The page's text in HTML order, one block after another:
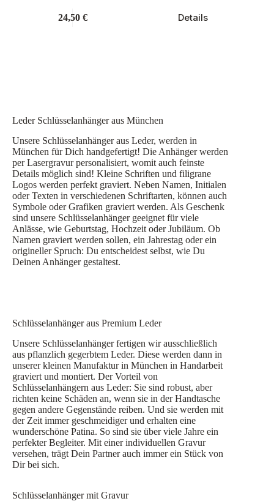
24,50 € Details
Leder Schlüsselanhänger aus München
Unsere Schlüsselanhänger aus Leder, werden in
München für Dich handgefertigt! Die Anhänger werden
per Lasergravur personalisiert, womit auch feinste
Details möglich sind! Kleine Schriften und filigrane
Logos werden perfekt graviert. Neben Namen, Initialen
oder Texten in verschiedenen Schriftarten, können auch
Symbole oder Grafiken graviert werden. Als Geschenk
sind unsere Schlüsselanhänger geeignet für viele
Anlässe, wie Geburtstag, Hochzeit oder Jubiläum. Ob
Namen graviert werden sollen, ein Jahrestag oder ein
origineller Spruch: Du entscheidest selbst, wie Du
Deinen Anhänger gestaltest.
Schlüsselanhänger aus Premium Leder
Unsere Schlüsselanhänger fertigen wir ausschließlich
aus pflanzlich gegerbtem Leder. Diese werden dann in
unserer kleinen Manufaktur in München in Handarbeit
graviert und montiert. Der Vorteil von
Schlüsselanhängern aus Leder: Sie sind robust, aber
richten keine Schäden an, wenn sie in der Handtasche
gegen andere Gegenstände reiben. Und sie werden mit
der Zeit immer geschmeidiger und erhalten eine
wunderschöne Patina. So sind sie über viele Jahre ein
perfekter Begleiter. Mit einer individuellen Gravur
versehen, trägt Dein Partner auch immer ein Stück von
Dir bei sich.
Schlüsselanhänger mit Gravur